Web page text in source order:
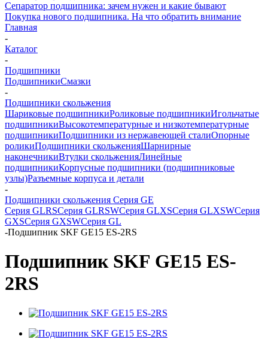
Сепаратор подшипника: зачем нужен и какие бывают
Покупка нового подшипника. На что обратить внимание
Главная
-
Каталог
-
Подшипники
ПодшипникиСмазки
-
Подшипники скольжения
Шариковые подшипникиРоликовые подшипникиИгольчатые
подшипникиВысокотемпературные и низкотемпературные
подшипникиПодшипники из нержавеющей сталиОпорные
роликиПодшипники скольженияШарнирные
наконечникиВтулки скольженияЛинейные
подшипникиКорпусные подшипники (подшипниковые
узлы)Разъемные корпуса и детали
-
Подшипники скольжения Серия GE
Серия GLRSСерия GLRSWСерия GLXSСерия GLXSWСерия
GXSСерия GXSWСерия GL
-Подшипник SKF GE15 ES-2RS
Подшипник SKF GE15 ES-
2RS